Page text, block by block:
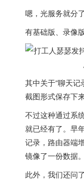
嗯，光服务就分
有基础版、录像
其中关于“聊天记
截图形式保存下
不过这种通过系
就已经有了。早
记录，路由器端
镜像了一份数据。
此外，我们还问